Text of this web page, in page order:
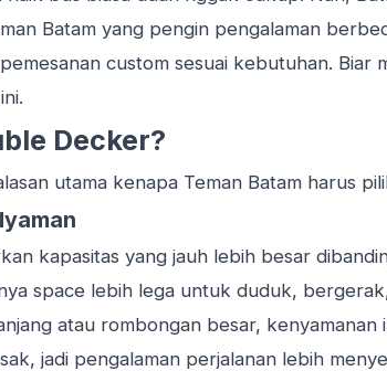
Batam yang pengin pengalaman
pemesanan custom sesuai kebutuhan. Biar
Decker?
utama kenapa Teman Batam harus
kapasitas yang jauh lebih besar
space lebih lega untuk duduk,
atau rombongan besar, kenyamanan
jadi pengalaman perjalanan lebih